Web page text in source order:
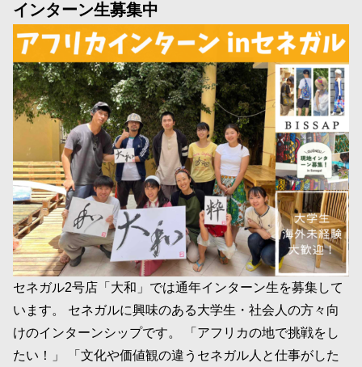
インターン生募集中
セネガル2号店「大和」では通年インターン生を募集して
います。 セネガルに興味のある大学生・社会人の方々向
けのインターンシップです。 「アフリカの地で挑戦をし
たい！」 「文化や価値観の違うセネガル人と仕事がした